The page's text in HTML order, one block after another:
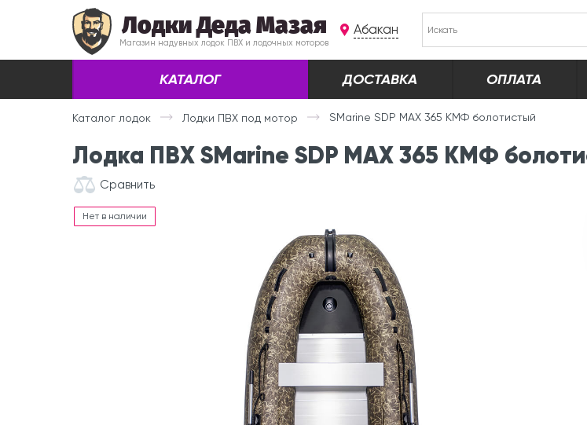
Лодки Деда Мазая
Магазин надувных лодок ПВХ и лодочных моторов
Абакан
КАТАЛОГ ДОСТАВКА ОПЛАТА
Каталог лодок Лодки ПВХ под мотор SMarine SDP MAX 365 КМФ болотистый
Лодка ПВХ SMarine SDP MAX 365 КМФ
Сравнить
Нет в наличии